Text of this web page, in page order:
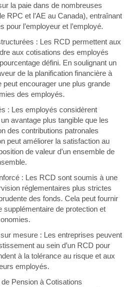
la paie dans de nombreuses
RPC et l’AE au Canada), entraînant
pour l’employeur et l’employé.
: Les RCD permettent aux
aux cotisations des employés
défini. En soulignant un
de la planification financière à
encourager une plus grande
des employés.
: Les employés considèrent
avantage plus tangible que les
des contributions patronales
peut améliorer la satisfaction au
de valeur d’un ensemble de
: Les RCD sont soumis à une
réglementaires plus strictes
des fonds. Cela peut fournir
de protection et
mesure : Les entreprises peuvent
au sein d’un RCD pour
à la tolérance au risque et aux
employés.
Pension à Cotisations